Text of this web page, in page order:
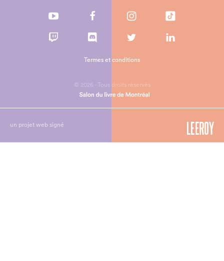
© 2026 - Tous droits réservés
Termes et conditions
un projet web signé